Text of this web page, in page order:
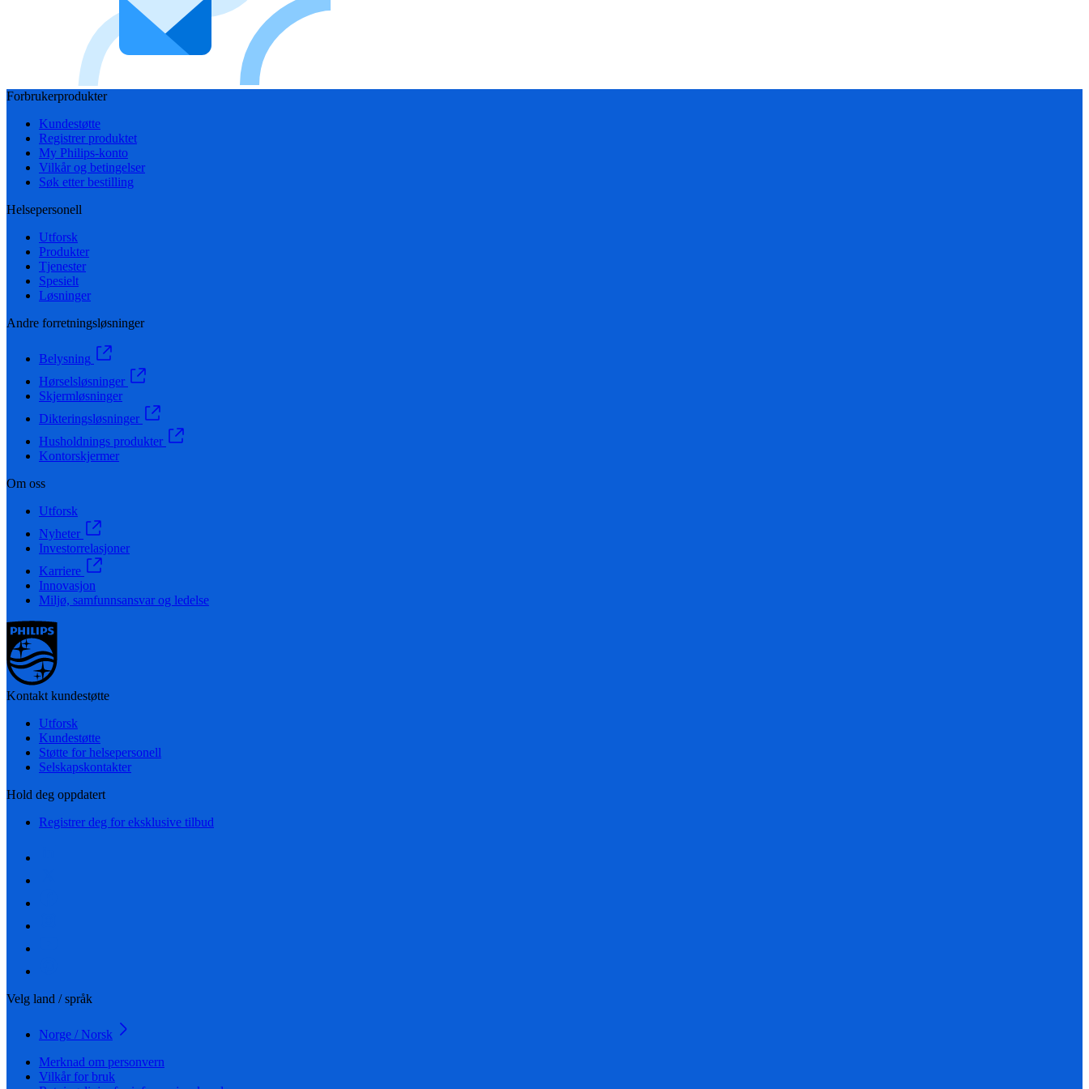
Forbrukerprodukter
Kundestøtte
Registrer produktet
My Philips-konto
Vilkår og betingelser
Søk etter bestilling
Helsepersonell
Utforsk
Produkter
Tjenester
Spesielt
Løsninger
Andre forretningsløsninger
Belysning
Hørselsløsninger
Skjermløsninger
Dikteringsløsninger
Husholdnings produkter
Kontorskjermer
Om oss
Utforsk
Nyheter
Investorrelasjoner
Karriere
Innovasjon
Miljø, samfunnsansvar og ledelse
Kontakt kundestøtte
Utforsk
Kundestøtte
Støtte for helsepersonell
Selskapskontakter
Hold deg oppdatert
Registrer deg for eksklusive tilbud
Velg land / språk
Norge / Norsk
Merknad om personvern
Vilkår for bruk